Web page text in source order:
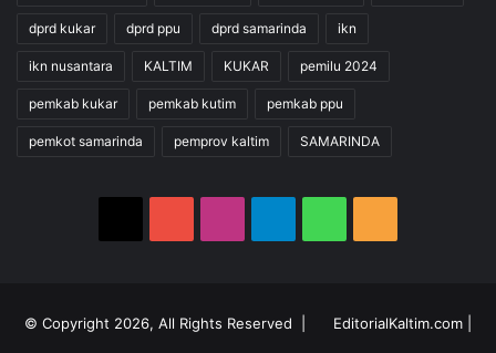
dprd kukar dprd ppu dprd samarinda ikn
ikn nusantara KALTIM KUKAR pemilu 2024
pemkab kukar pemkab kutim pemkab ppu
pemkot samarinda pemprov kaltim SAMARINDA
© Copyright 2026, All Rights Reserved | EditorialKaltim.com